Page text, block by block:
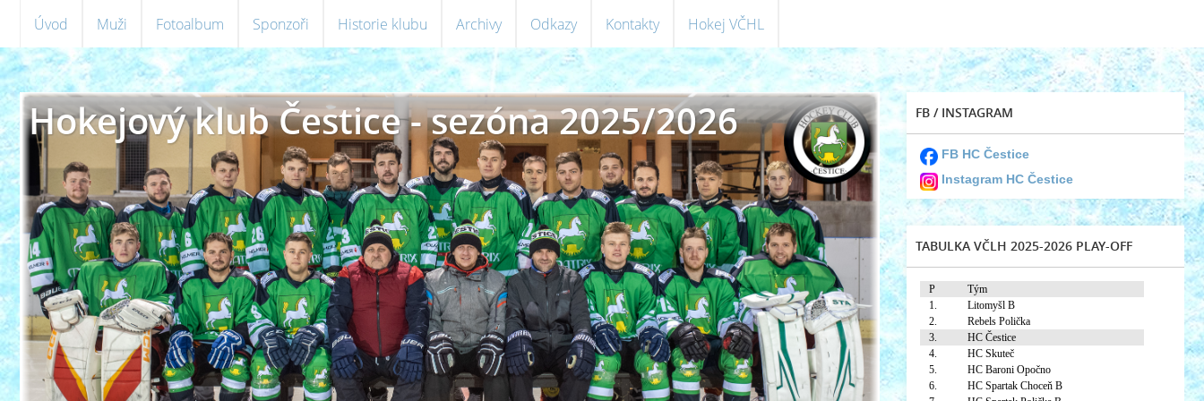
Úvod Muži Fotoalbum Sponzoři Historie klubu Archivy Odkazy Kontakty Hokej VČHL
Hokejový klub Čestice - sezóna 2025/2026 FB / INSTAGRAM
FB HC Čestice
Instagram HC Čestice
TABULKA VČLH 2025-2026 PLAY-OFF
P
Tým
1.
Litomyšl B
2.
Rebels Polička
3.
HC Čestice
4.
HC Skuteč
5.
HC Baroni Opočno
6.
HC Spartak Choceň B